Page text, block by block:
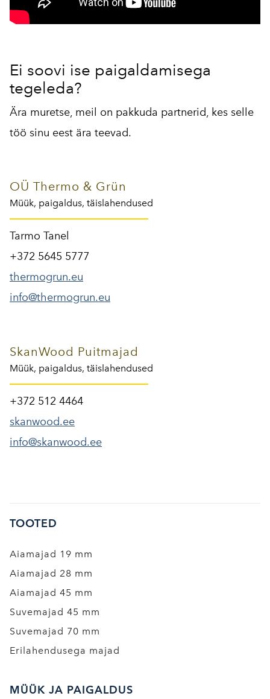
Ei soovi ise paigaldamisega
tegeleda?
Ära muretse, meil on pakkuda partnerid, kes selle
töö sinu eest ära teevad.
OÜ Thermo & Grün
Müük, paigaldus, täislahendused
Tarmo Tanel
+372 5645 5777
thermogrun.eu
info@thermogrun.eu
SkanWood Puitmajad
Müük, paigaldus, täislahendused
+372 512 4464
skanwood.ee
info@skanwood.ee
TOOTED
Aiamajad 19 mm
Aiamajad 28 mm
Aiamajad 45 mm
Suvemajad 45 mm
Suvemajad 70 mm
Erilahendusega majad
MÜÜK JA PAIGALDUS